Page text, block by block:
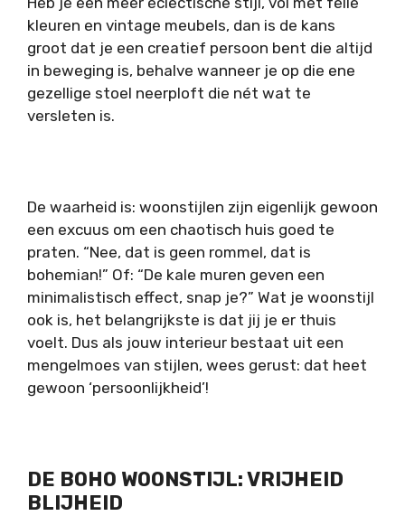
kleuren en vintage meubels, dan is de kans
groot dat je een creatief persoon bent die altijd
in beweging is, behalve wanneer je op die ene
gezellige stoel neerploft die nét wat te
versleten is.
De waarheid is: woonstijlen zijn eigenlijk gewoon
een excuus om een chaotisch huis goed te
praten. “Nee, dat is geen rommel, dat is
bohemian!” Of: “De kale muren geven een
minimalistisch effect, snap je?” Wat je woonstijl
ook is, het belangrijkste is dat jij je er thuis
voelt. Dus als jouw interieur bestaat uit een
mengelmoes van stijlen, wees gerust: dat heet
gewoon ‘persoonlijkheid’!
DE BOHO WOONSTIJL: VRIJHEID
BLIJHEID